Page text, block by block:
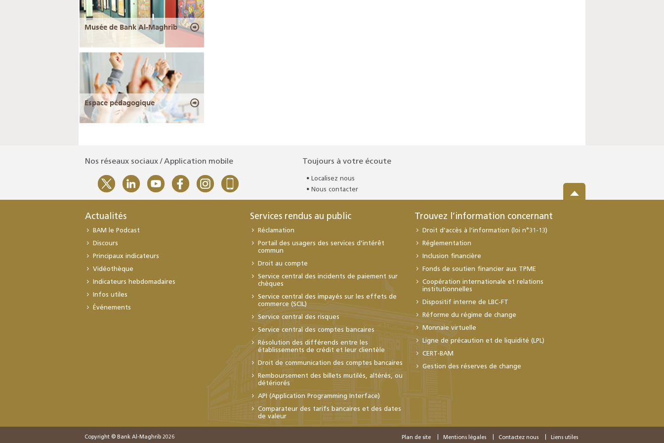
Musée de Bank Al-Maghrib
Espace pédagogique
Nos réseaux sociaux / Application mobile Toujours à votre écoute
Localisez nous
Nous contacter
Actualités
BAM le Podcast
Discours
Principaux indicateurs
Vidéothèque
Indicateurs hebdomadaires
Infos utiles
Événements
Services rendus au public
Réclamation
Portail des usagers des services d’intérêt
commun
Droit au compte
Service central des incidents de paiement sur
chèques
Service central des impayés sur les effets de
commerce (SCIL)
Service central des risques
Service central des comptes bancaires
Résolution des différends entre les
établissements de crédit et leur clientèle
Droit de communication des comptes bancaires
Remboursement des billets mutilés, altérés, ou
détériorés
API (Application Programming Interface)
Comparateur des tarifs bancaires et des dates
de valeur
Trouvez l’information concernant
Droit d’accès à l’information (loi n°31-13)
Réglementation
Inclusion financière
Fonds de soutien financier aux TPME
Coopération internationale et relations
institutionnelles
Dispositif interne de LBC-FT
Réforme du régime de change
Monnaie virtuelle
Ligne de précaution et de liquidité (LPL)
CERT-BAM
Gestion des réserves de change
Copyright © Bank Al-Maghrib 2026 Plan de site Mentions légales Contactez nous Liens utiles